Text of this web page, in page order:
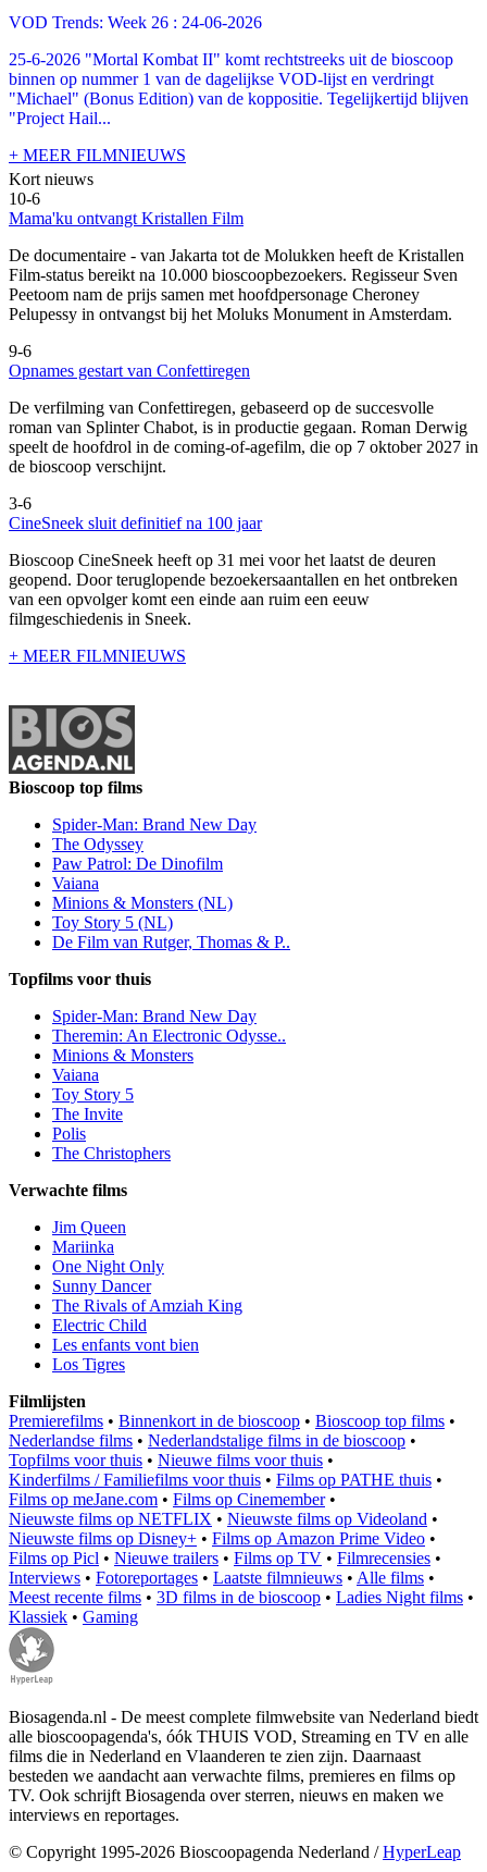
VOD Trends: Week 26 : 24-06-2026
25-6-2026 "Mortal Kombat II" komt rechtstreeks uit de bioscoop
binnen op nummer 1 van de dagelijkse VOD-lijst en verdringt
"Michael" (Bonus Edition) van de koppositie. Tegelijkertijd blijven
"Project Hail...
+ MEER FILMNIEUWS
Kort nieuws
10-6
Mama'ku ontvangt Kristallen Film
De documentaire - van Jakarta tot de Molukken heeft de Kristallen
Film-status bereikt na 10.000 bioscoopbezoekers. Regisseur Sven
Peetoom nam de prijs samen met hoofdpersonage Cheroney
Pelupessy in ontvangst bij het Moluks Monument in Amsterdam.
9-6
Opnames gestart van Confettiregen
De verfilming van Confettiregen, gebaseerd op de succesvolle
roman van Splinter Chabot, is in productie gegaan. Roman Derwig
speelt de hoofdrol in de coming-of-agefilm, die op 7 oktober 2027 in
de bioscoop verschijnt.
3-6
CineSneek sluit definitief na 100 jaar
Bioscoop CineSneek heeft op 31 mei voor het laatst de deuren
geopend. Door teruglopende bezoekersaantallen en het ontbreken
van een opvolger komt een einde aan ruim een eeuw
filmgeschiedenis in Sneek.
+ MEER FILMNIEUWS
Bioscoop top films
Spider-Man: Brand New Day
The Odyssey
Paw Patrol: De Dinofilm
Vaiana
Minions & Monsters (NL)
Toy Story 5 (NL)
De Film van Rutger, Thomas & P..
Topfilms voor thuis
Spider-Man: Brand New Day
Theremin: An Electronic Odysse..
Minions & Monsters
Vaiana
Toy Story 5
The Invite
Polis
The Christophers
Verwachte films
Jim Queen
Mariinka
One Night Only
Sunny Dancer
The Rivals of Amziah King
Electric Child
Les enfants vont bien
Los Tigres
Filmlijsten
Premierefilms • Binnenkort in de bioscoop • Bioscoop top films •
Nederlandse films • Nederlandstalige films in de bioscoop •
Topfilms voor thuis • Nieuwe films voor thuis •
Kinderfilms / Familiefilms voor thuis • Films op PATHE thuis •
Films op meJane.com • Films op Cinemember•
Nieuwste films op NETFLIX • Nieuwste films op Videoland •
Nieuwste films op Disney+ • Films op Amazon Prime Video •
Films op Picl • Nieuwe trailers • Films op TV • Filmrecensies •
Interviews • Fotoreportages • Laatste filmnieuws • Alle films •
Meest recente films • 3D films in de bioscoop • Ladies Night films •
Klassiek • Gaming
Biosagenda.nl - De meest complete filmwebsite van Nederland biedt
alle bioscoopagenda's, óók THUIS VOD, Streaming en TV en alle
films die in Nederland en Vlaanderen te zien zijn. Daarnaast
besteden we aandacht aan verwachte films, premieres en films op
TV. Ook schrijft Biosagenda over sterren, nieuws en maken we
interviews en reportages.
© Copyright 1995-2026 Bioscoopagenda Nederland /HyperLeap